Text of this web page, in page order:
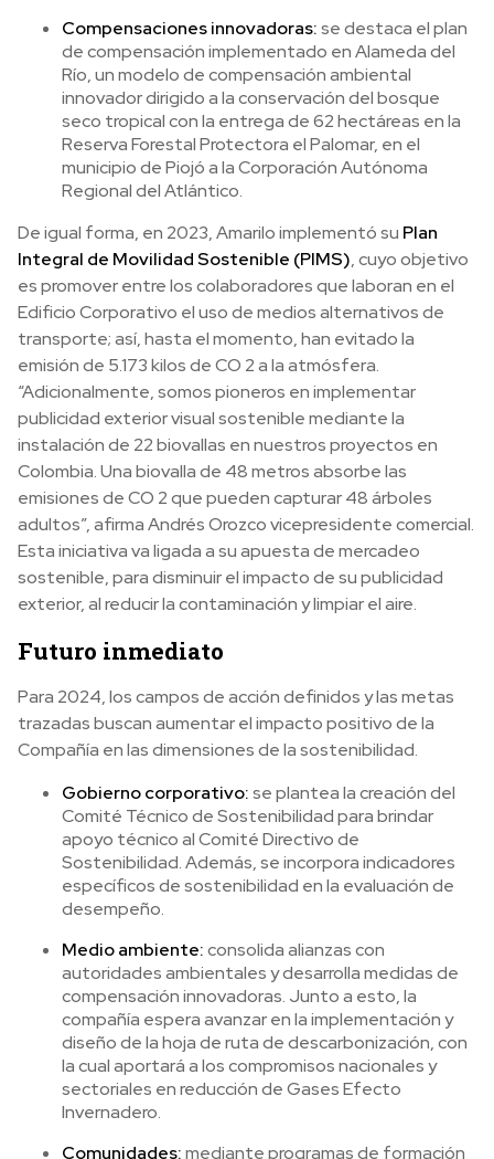
Compensaciones innovadoras:se destaca el plan
de compensación implementado en Alameda del
Río, un modelo de compensación ambiental
innovador dirigido a la conservación del bosque
seco tropical con la entrega de 62 hectáreas en la
Reserva Forestal Protectora el Palomar, en el
municipio de Piojó a la Corporación Autónoma
Regional del Atlántico.
De igual forma, en 2023, Amarilo implementó su Plan
Integral de Movilidad Sostenible (PIMS), cuyo objetivo
es promover entre los colaboradores que laboran en el
Edificio Corporativo el uso de medios alternativos de
transporte; así, hasta el momento, han evitado la
emisión de 5.173 kilos de CO 2 a la atmósfera.
“Adicionalmente, somos pioneros en implementar
publicidad exterior visual sostenible mediante la
instalación de 22 biovallas en nuestros proyectos en
Colombia. Una biovalla de 48 metros absorbe las
emisiones de CO 2 que pueden capturar 48 árboles
adultos”, afirma Andrés Orozco vicepresidente comercial.
Esta iniciativa va ligada a su apuesta de mercadeo
sostenible, para disminuir el impacto de su publicidad
exterior, al reducir la contaminación y limpiar el aire.
Futuro inmediato
Para 2024, los campos de acción definidos y las metas
trazadas buscan aumentar el impacto positivo de la
Compañía en las dimensiones de la sostenibilidad.
Gobierno corporativo:se plantea la creación del
Comité Técnico de Sostenibilidad para brindar
apoyo técnico al Comité Directivo de
Sostenibilidad. Además, se incorpora indicadores
específicos de sostenibilidad en la evaluación de
desempeño.
Medio ambiente:consolida alianzas con
autoridades ambientales y desarrolla medidas de
compensación innovadoras. Junto a esto, la
compañía espera avanzar en la implementación y
diseño de la hoja de ruta de descarbonización, con
la cual aportará a los compromisos nacionales y
sectoriales en reducción de Gases Efecto
Invernadero.
Comunidades:mediante programas de formación